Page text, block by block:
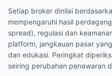
Setiap broker dinilai
mempengaruhi hasil
spread), regulasi dan
platform, jangkauan pasar
dan edukasi. Peringkat
seiring perubahan penawaran